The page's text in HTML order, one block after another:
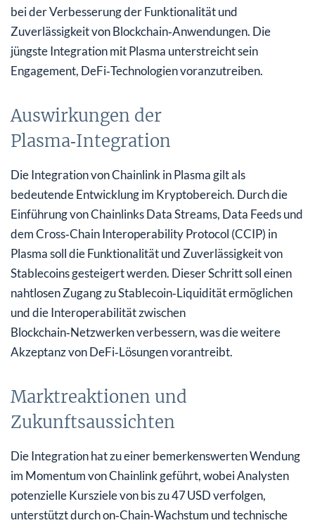
bei der Verbesserung der Funktionalität und
Zuverlässigkeit von Blockchain‑Anwendungen. Die
jüngste Integration mit Plasma unterstreicht sein
Engagement, DeFi‑Technologien voranzutreiben.
Auswirkungen der
Plasma‑Integration
Die Integration von Chainlink in Plasma gilt als
bedeutende Entwicklung im Kryptobereich. Durch die
Einführung von Chainlinks Data Streams, Data Feeds und
dem Cross‑Chain Interoperability Protocol (CCIP) in
Plasma soll die Funktionalität und Zuverlässigkeit von
Stablecoins gesteigert werden. Dieser Schritt soll einen
nahtlosen Zugang zu Stablecoin‑Liquidität ermöglichen
und die Interoperabilität zwischen
Blockchain‑Netzwerken verbessern, was die weitere
Akzeptanz von DeFi‑Lösungen vorantreibt.
Marktreaktionen und
Zukunftsaussichten
Die Integration hat zu einer bemerkenswerten Wendung
im Momentum von Chainlink geführt, wobei Analysten
potenzielle Kursziele von bis zu 47 USD verfolgen,
unterstützt durch on‑Chain‑Wachstum und technische